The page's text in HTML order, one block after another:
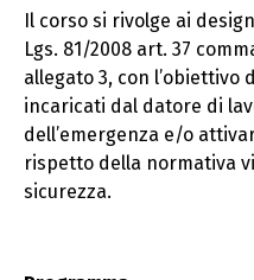
Il corso si rivolge ai
Lgs. 81/2008 art. 37
allegato 3, con
incaricati dal datore di
dell’emergenza e/o
rispetto della normativa
sicurezza.